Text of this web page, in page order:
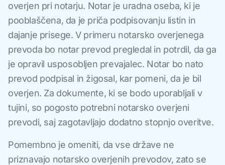
overjen pri notarju. Notar je uradna oseba, ki je
pooblaščena, da je priča podpisovanju listin in
dajanje prisege. V primeru notarsko overjenega
prevoda bo notar prevod pregledal in potrdil, da ga
je opravil usposobljen prevajalec. Notar bo nato
prevod podpisal in žigosal, kar pomeni, da je bil
overjen. Za dokumente, ki se bodo uporabljali v
tujini, so pogosto potrebni notarsko overjeni
prevodi, saj zagotavljajo dodatno stopnjo overitve.
Pomembno je omeniti, da vse države ne
priznavajo notarsko overjenih prevodov, zato se